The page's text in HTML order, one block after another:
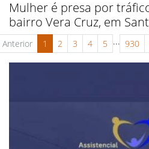
Mulher é presa por
bairro Vera Cruz, em
Anterior 1 2 3 4 5 ... 930